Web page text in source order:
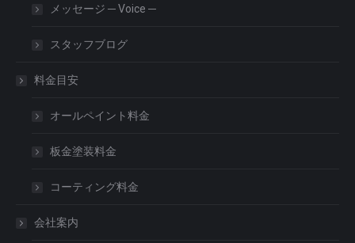
メッセージ ─ Voice ─
スタッフブログ
料金目安
オールペイント料金
板金塗装料金
コーティング料金
会社案内